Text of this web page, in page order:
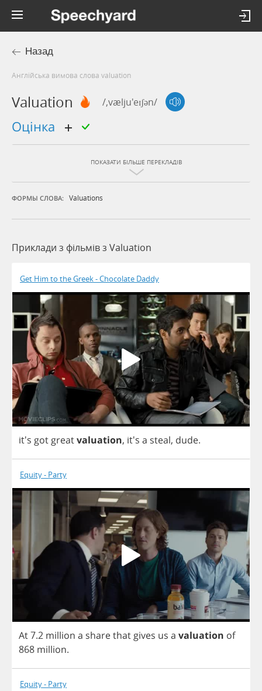
Назад
Англійська вимова слова valuation
Valuation /,vælju'eɪʃən/
оцінка
ПОКАЗАТИ БІЛЬШЕ ПЕРЕКЛАДІВ
ФОРМЫ СЛОВА: Valuations
Приклади з фільмів з Valuation
Get Him to the Greek - Chocolate Daddy
it's got greatvaluation, it's a steal, dude.
Equity - Party
At7.2 million a sharethat gives us a valuation of
868 million.
Equity - Party